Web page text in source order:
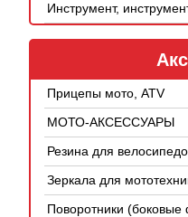
Инструмент,
Прицепы мото, ATV
МОТО-АКСЕССУАРЫ
Резина для
Зеркала для
Поворотники